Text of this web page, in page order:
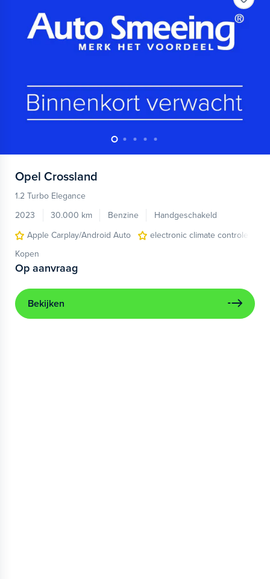
Opel Crossland
1.2 Turbo Elegance
2023
30.000 km Benzine
Handgeschakeld
Apple Carplay/Android Auto
electronic climate controle
Kopen
Op aanvraag
Bekijken